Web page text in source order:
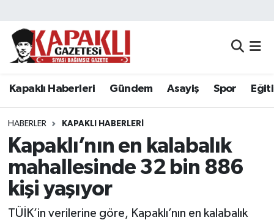
Kapaklı Haberleri Gündem Asayiş Spor
HABERLER KAPAKLI HABERLERI
Kapaklı’nın en kalabalık
mahallesinde 32 bin 886
kişi yaşıyor
TÜİK’in verilerine göre, Kapaklı’nın en kalabalık
Kapaklı Haberleri
Asayiş
Spor
Eğitim
Siyaset
Tekirdağ Nöbetçi Eczaneler
Tekirdağ Namaz Vakitleri
Tekirdağ Trafik Yoğunluk Haritası
Süper Lig Puan Durumu ve Fikstür
Tüm Manşetler